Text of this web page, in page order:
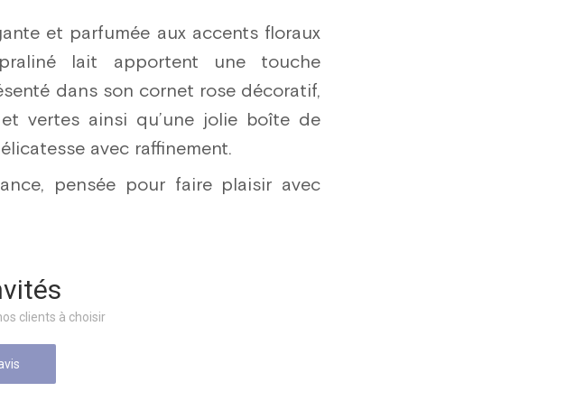
20 pce.
21 pce.
22 pce.
23 pce.
et parfumée aux accents floraux
lait apportent une touche
dans son cornet rose décoratif,
vertes ainsi qu’une jolie boîte de
avec raffinement.
pensée pour faire plaisir avec
clients à choisir